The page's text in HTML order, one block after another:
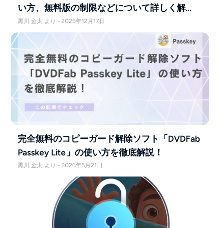
い方、無料版の制限などについて詳しく解
説！
黒川 金太 より - 2025年12月17日
完全無料のコピーガード解除ソフト「DVDFab
Passkey Lite」の使い方を徹底解説！
黒川 金太 より - 2026年5月21日